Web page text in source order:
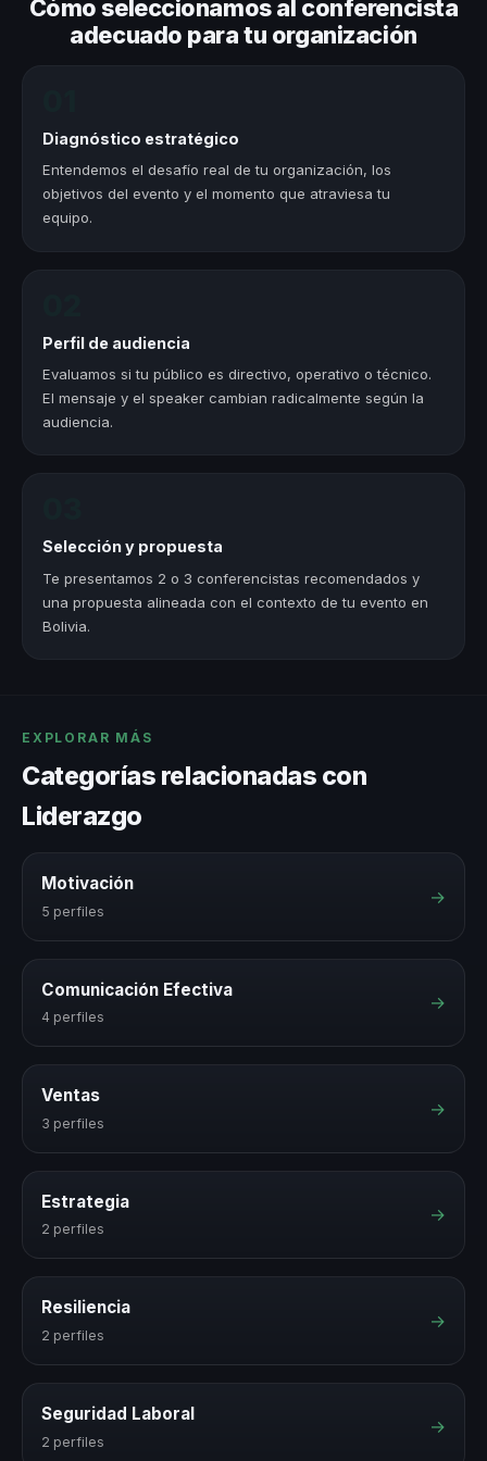
Cómo seleccionamos al conferencista
adecuado para tu organización
Diagnóstico estratégico
Entendemos el desafío real de tu organización, los
objetivos del evento y el momento que atraviesa tu
equipo.
Perfil de audiencia
Evaluamos si tu público es directivo, operativo o técnico.
El mensaje y el speaker cambian radicalmente según la
audiencia.
Selección y propuesta
Te presentamos 2 o 3 conferencistas recomendados y
una propuesta alineada con el contexto de tu evento en
Bolivia.
EXPLORAR MÁS
Categorías relacionadas con
Liderazgo
Motivación
5 perfiles
→
Comunicación Efectiva
4 perfiles
→
Ventas
3 perfiles
→
Estrategia
2 perfiles
→
Resiliencia
2 perfiles
→
Seguridad Laboral
2 perfiles
→